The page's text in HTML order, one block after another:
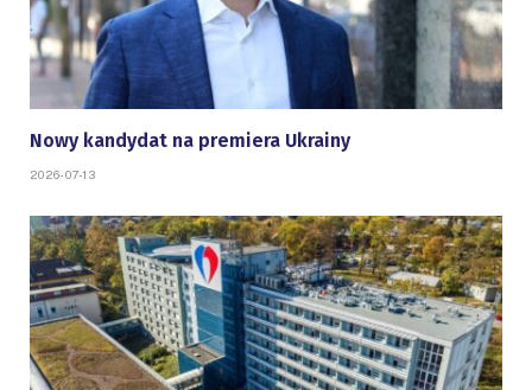
Nowy kandydat na premiera Ukrainy
2026-07-13